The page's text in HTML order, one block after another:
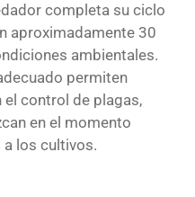
completa su ciclo
aproximadamente 30
ambientales.
permiten
control de plagas,
en el momento
los cultivos.